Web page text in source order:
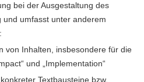
bei der Ausgestaltung des
und umfasst unter anderem
von Inhalten, insbesondere für die
und „Implementation“
Textbausteine bzw.